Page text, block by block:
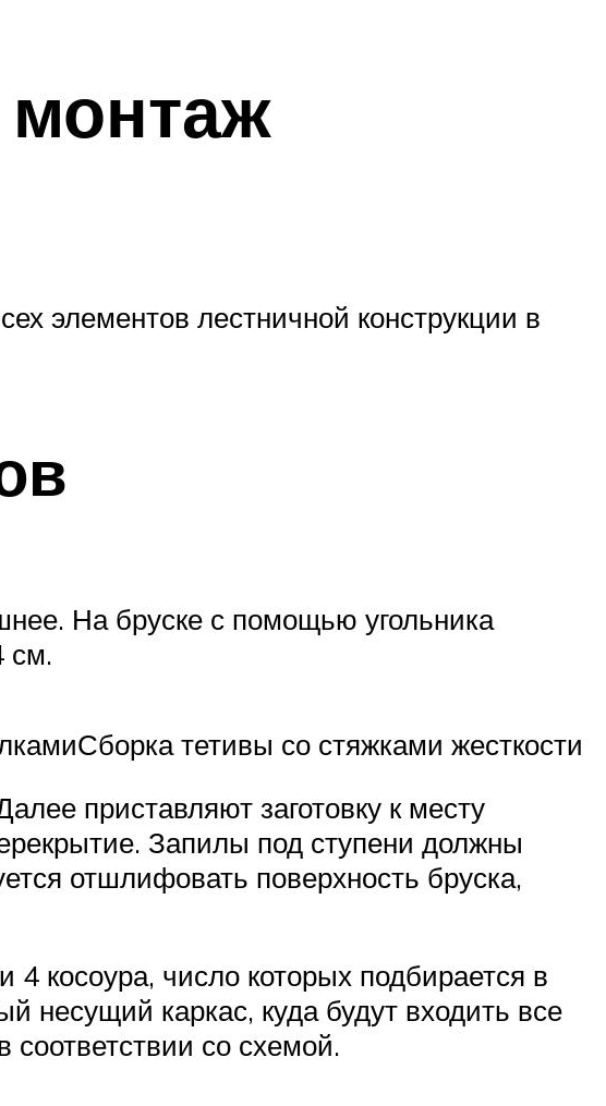
монтаж
элементов лестничной конструкции в
На бруске с помощью угольника
см.
тетивы со стяжками жесткости
приставляют заготовку к месту
Запилы под ступени должны
отшлифовать поверхность бруска,
косоура, число которых подбирается в
несущий каркас, куда будут входить все
со схемой.